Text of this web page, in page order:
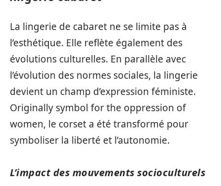
La lingerie de cabaret ne se limite pas à
l’esthétique. Elle reflète également des
évolutions culturelles. En parallèle avec
l’évolution des normes sociales, la lingerie
devient un champ d’expression féministe.
Originally symbol for the oppression of
women, le corset a été transformé pour
symboliser la liberté et l’autonomie.
L’impact des mouvements socioculturels